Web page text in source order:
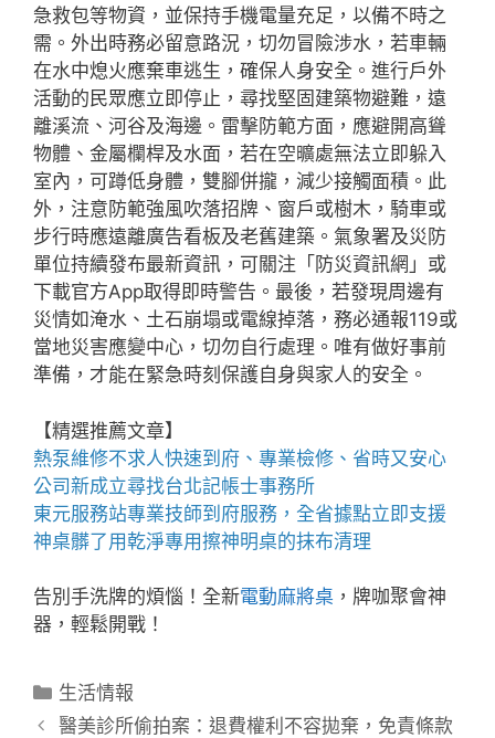
急救包等物資，並保持手機電量充足，以備不時之
需。外出時務必留意路況，切勿冒險涉水，若車輛
在水中熄火應棄車逃生，確保人身安全。進行戶外
活動的民眾應立即停止，尋找堅固建築物避難，遠
離溪流、河谷及海邊。雷擊防範方面，應避開高聳
物體、金屬欄桿及水面，若在空曠處無法立即躲入
室內，可蹲低身體，雙腳併攏，減少接觸面積。此
外，注意防範強風吹落招牌、窗戶或樹木，騎車或
步行時應遠離廣告看板及老舊建築。氣象署及災防
單位持續發布最新資訊，可關注「防災資訊網」或
下載官方App取得即時警告。最後，若發現周邊有
災情如淹水、土石崩塌或電線掉落，務必通報119或
當地災害應變中心，切勿自行處理。唯有做好事前
準備，才能在緊急時刻保護自身與家人的安全。
【精選推薦文章】
熱泵維修不求人快速到府、專業檢修、省時又安心
公司新成立尋找台北記帳士事務所
東元服務站專業技師到府服務，全省據點立即支援
神桌髒了用乾淨專用擦神明桌的抹布清理
告別手洗牌的煩惱！全新電動麻將桌 ，牌咖聚會神
器，輕鬆開戰！
分
類
生活情報
醫美診所偷拍案：退費權利不容拋棄，免責條款